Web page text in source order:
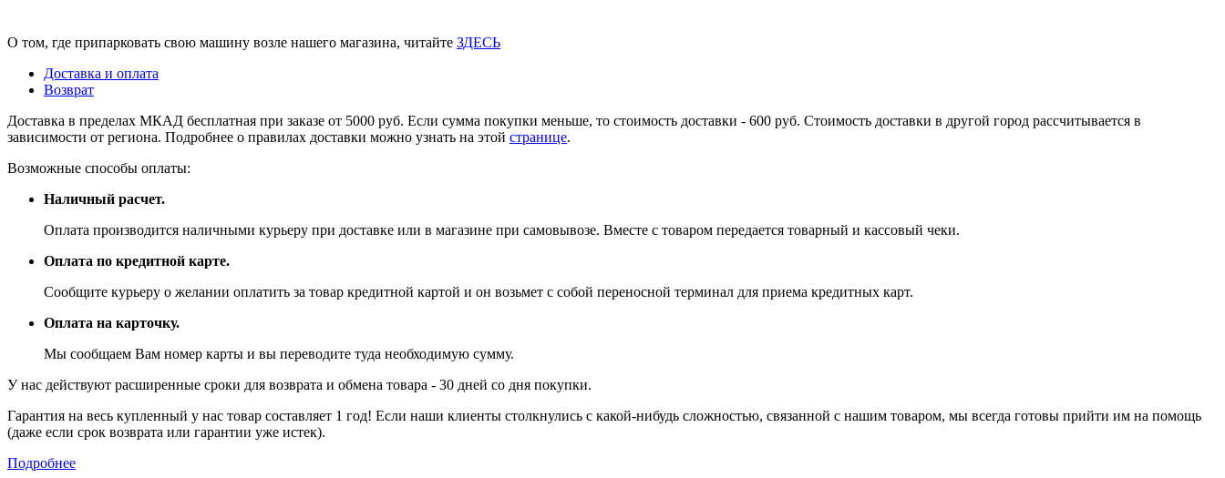
О том, где припарковать свою машину возле нашего магазина, читайте ЗДЕСЬ
Доставка и оплата
Возврат
Доставка в пределах МКАД бесплатная при заказе от 5000 руб. Если сумма покупки меньше, то стоимость доставки - 600 руб. Стоимость доставки в другой город рассчитывается в
зависимости от региона. Подробнее о правилах доставки можно узнать на этой странице.
Возможные способы оплаты:
Наличный расчет.
Оплата производится наличными курьеру при доставке или в магазине при самовывозе. Вместе с товаром передается товарный и кассовый чеки.
Оплата по кредитной карте.
Сообщите курьеру о желании оплатить за товар кредитной картой и он возьмет с собой переносной терминал для приема кредитных карт.
Оплата на карточку.
Мы сообщаем Вам номер карты и вы переводите туда необходимую сумму.
У нас действуют расширенные сроки для возврата и обмена товара - 30 дней со дня покупки.
Гарантия на весь купленный у нас товар составляет 1 год! Если наши клиенты столкнулись с какой-нибудь сложностью, связанной с нашим товаром, мы всегда готовы прийти им на помощь
(даже если срок возврата или гарантии уже истек).
Подробнее